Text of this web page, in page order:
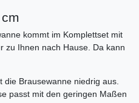
kommt im Komplettset mit
zu Ihnen nach Hause. Da kann
die Brausewanne niedrig aus.
passt mit den geringen Maßen